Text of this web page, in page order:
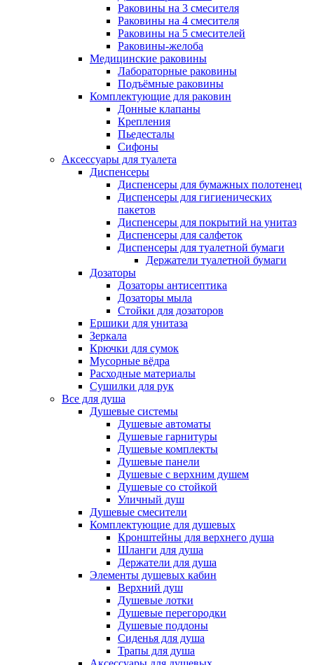
Раковины на 3 смесителя
Раковины на 4 смесителя
Раковины на 5 смесителей
Раковины-желоба
Медицинские раковины
Лабораторные раковины
Подъёмные раковины
Комплектующие для раковин
Донные клапаны
Крепления
Пьедесталы
Сифоны
Аксессуары для туалета
Диспенсеры
Диспенсеры для бумажных полотенец
Диспенсеры для гигиенических
пакетов
Диспенсеры для покрытий на унитаз
Диспенсеры для салфеток
Диспенсеры для туалетной бумаги
Держатели туалетной бумаги
Дозаторы
Дозаторы антисептика
Дозаторы мыла
Стойки для дозаторов
Ершики для унитаза
Зеркала
Крючки для сумок
Мусорные вёдра
Расходные материалы
Сушилки для рук
Все для душа
Душевые системы
Душевые автоматы
Душевые гарнитуры
Душевые комплекты
Душевые панели
Душевые с верхним душем
Душевые со стойкой
Уличный душ
Душевые смесители
Комплектующие для душевых
Кронштейны для верхнего душа
Шланги для душа
Держатели для душа
Элементы душевых кабин
Верхний душ
Душевые лотки
Душевые перегородки
Душевые поддоны
Сиденья для душа
Трапы для душа